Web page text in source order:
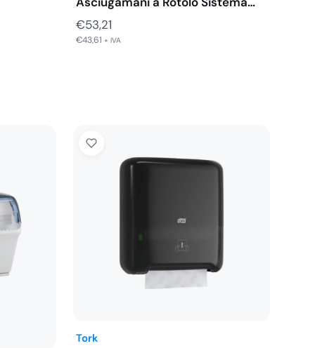
€53,21
€43,61 + IVA
Tork